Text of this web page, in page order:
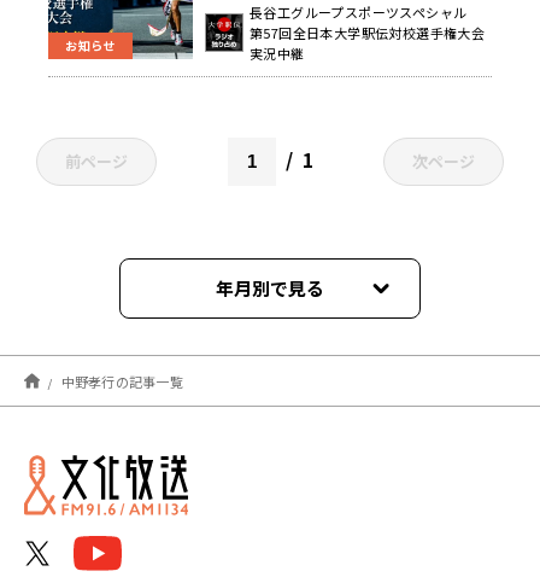
お知らせ
長谷工グループスポーツスペシャル
第57回全日本大学駅伝対校選手権大会
実況中継
前ページ 1 次ページ
年月別で見る
2026年01月
2025年11月
2025年10月
中野孝行の記事一覧